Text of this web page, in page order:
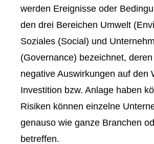
werden Ereignisse oder
den drei Bereichen Umwelt
Soziales (Social) und
(Governance) bezeichnet,
negative Auswirkungen auf den
Investition bzw. Anlage haben
Risiken können einzelne
genauso wie ganze Branchen
betreffen.